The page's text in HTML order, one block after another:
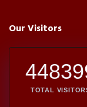
Our Visitors
TOTAL